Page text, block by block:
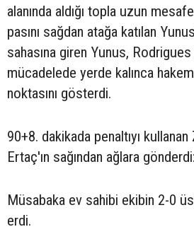
alanında aldığı topla uzun
pasını sağdan atağa katılan
sahasına giren Yunus, Rodrigues
mücadelede yerde kalınca
noktasını gösterdi.
90+8. dakikada penaltıyı
Ertaç'ın sağından ağlara
Müsabaka ev sahibi ekibin 2-0
erdi.